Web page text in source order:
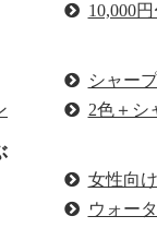
10,000
シャー
2色＋シ
女性向
ウォー